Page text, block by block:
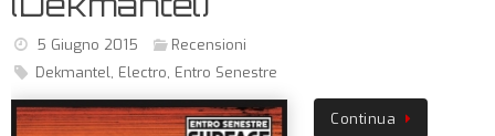
5 Giugno 2015
Recensioni
Dekmantel, Electro, Entro Senestre
Continua